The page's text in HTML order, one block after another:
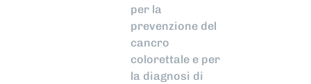
per la
prevenzione del
cancro
colorettale e per
la diagnosi di